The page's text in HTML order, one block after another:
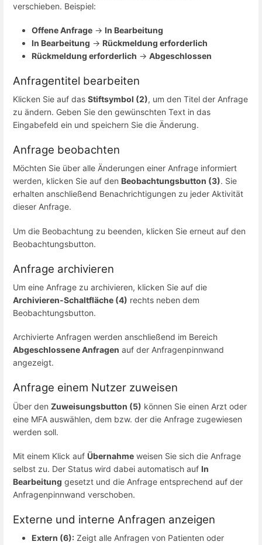
verschieben. Beispiel:
Offene Anfrage → In Bearbeitung
In Bearbeitung → Rückmeldung erforderlich
Rückmeldung erforderlich → Abgeschlossen
Anfragentitel bearbeiten
Klicken Sie auf das Stiftsymbol (2), um den Titel der Anfrage
zu ändern. Geben Sie den gewünschten Text in das
Eingabefeld ein und speichern Sie die Änderung.
Anfrage beobachten
Möchten Sie über alle Änderungen einer Anfrage informiert
werden, klicken Sie auf den Beobachtungsbutton (3). Sie
erhalten anschließend Benachrichtigungen zu jeder Aktivität
dieser Anfrage.
Um die Beobachtung zu beenden, klicken Sie erneut auf den
Beobachtungsbutton.
Anfrage archivieren
Um eine Anfrage zu archivieren, klicken Sie auf die
Archivieren-Schaltfläche (4) rechts neben dem
Beobachtungsbutton.
Archivierte Anfragen werden anschließend im Bereich
Abgeschlossene Anfragen auf der Anfragenpinnwand
angezeigt.
Anfrage einem Nutzer zuweisen
Über den Zuweisungsbutton (5) können Sie einen Arzt oder
eine MFA auswählen, dem bzw. der die Anfrage zugewiesen
werden soll.
Mit einem Klick auf Übernahme weisen Sie sich die Anfrage
selbst zu. Der Status wird dabei automatisch auf In
Bearbeitung gesetzt und die Anfrage entsprechend auf der
Anfragenpinnwand verschoben.
Externe und interne Anfragen anzeigen
Extern (6): Zeigt alle Anfragen von Patienten oder